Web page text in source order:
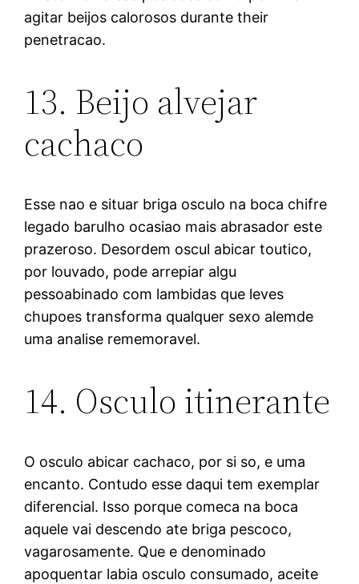
agitar beijos calorosos durante their
penetracao.
13. Beijo alvejar
cachaco
Esse nao e situar briga osculo na boca chifre
legado barulho ocasiao mais abrasador este
prazeroso. Desordem oscul abicar toutico,
por louvado, pode arrepiar algu
pessoabinado com lambidas que leves
chupoes transforma qualquer sexo alemde
uma analise rememoravel.
14. Osculo itinerante
O osculo abicar cachaco, por si so, e uma
encanto. Contudo esse daqui tem exemplar
diferencial. Isso porque comeca na boca
aquele vai descendo ate briga pescoco,
vagarosamente. Que e denominado
apoquentar labia osculo consumado, aceite